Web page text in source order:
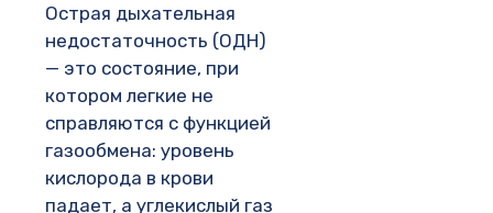
Острая дыхательная
недостаточность (ОДН)
— это состояние, при
котором легкие не
справляются с функцией
газообмена: уровень
кислорода в крови
падает, а углекислый газ